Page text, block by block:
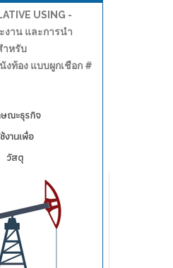
USING -
าน และการนำ
หรับ
งท้อง แบบผูกเชือก #
ณะธุรกิจ
งานเพื่อ
วัสดุ